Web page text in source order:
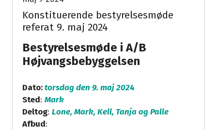
Konstituerende bestyrelsesmøde
referat 9. maj 2024
Bestyrelsesmøde i A/B
Højvangsbebyggelsen
Dato:torsdag den 9. maj 2024
Sted: Mark
Deltog: Lone, Mark, Kell, Tanja og Palle
Afbud: